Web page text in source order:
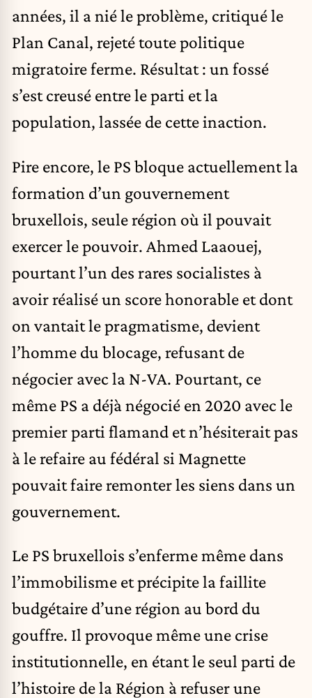
années, il a nié le problème, critiqué le
Plan Canal, rejeté toute politique
migratoire ferme. Résultat : un fossé
s’est creusé entre le parti et la
population, lassée de cette inaction.
Pire encore, le PS bloque actuellement la
formation d’un gouvernement
bruxellois, seule région où il pouvait
exercer le pouvoir. Ahmed Laaouej,
pourtant l’un des rares socialistes à
avoir réalisé un score honorable et dont
on vantait le pragmatisme, devient
l’homme du blocage, refusant de
négocier avec la N-VA. Pourtant, ce
même PS a déjà négocié en 2020 avec le
premier parti flamand et n’hésiterait pas
à le refaire au fédéral si Magnette
pouvait faire remonter les siens dans un
gouvernement.
Le PS bruxellois s’enferme même dans
l’immobilisme et précipite la faillite
budgétaire d’une région au bord du
gouffre. Il provoque même une crise
institutionnelle, en étant le seul parti de
l’histoire de la Région à refuser une